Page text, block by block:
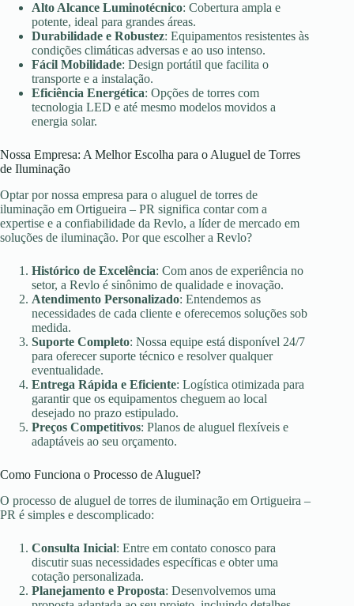
Alto Alcance Luminotécnico: Cobertura ampla e
potente, ideal para grandes áreas.
Durabilidade e Robustez: Equipamentos resistentes às
condições climáticas adversas e ao uso intenso.
Fácil Mobilidade: Design portátil que facilita o
transporte e a instalação.
Eficiência Energética: Opções de torres com
tecnologia LED e até mesmo modelos movidos a
energia solar.
Nossa Empresa: A Melhor Escolha para o Aluguel de Torres
de Iluminação
Optar por nossa empresa para o aluguel de torres de
iluminação em Ortigueira – PR significa contar com a
expertise e a confiabilidade da Revlo, a líder de mercado em
soluções de iluminação. Por que escolher a Revlo?
Histórico de Excelência: Com anos de experiência no
setor, a Revlo é sinônimo de qualidade e inovação.
Atendimento Personalizado: Entendemos as
necessidades de cada cliente e oferecemos soluções sob
medida.
Suporte Completo: Nossa equipe está disponível 24/7
para oferecer suporte técnico e resolver qualquer
eventualidade.
Entrega Rápida e Eficiente: Logística otimizada para
garantir que os equipamentos cheguem ao local
desejado no prazo estipulado.
Preços Competitivos: Planos de aluguel flexíveis e
adaptáveis ao seu orçamento.
Como Funciona o Processo de Aluguel?
O processo de aluguel de torres de iluminação em Ortigueira –
PR é simples e descomplicado:
Consulta Inicial: Entre em contato conosco para
discutir suas necessidades específicas e obter uma
cotação personalizada.
Planejamento e Proposta: Desenvolvemos uma